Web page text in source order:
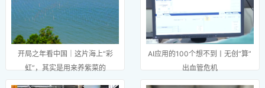
开局之年看中国｜这片海上“彩
虹”，其实是用来养紫菜的
AI应用的100个想不到丨无创“算”
出血管危机